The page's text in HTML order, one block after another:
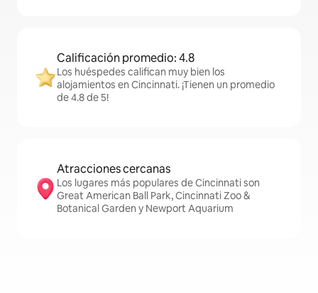
Calificación promedio: 4.8
Los huéspedes califican muy bien los
alojamientos en Cincinnati. ¡Tienen un promedio
de 4.8 de 5!
Atracciones cercanas
Los lugares más populares de Cincinnati son
Great American Ball Park, Cincinnati Zoo &
Botanical Garden y Newport Aquarium